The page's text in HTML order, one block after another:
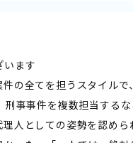
ます
の全てを担うスタイル
事事件を複数担当する
人としての姿勢を認め